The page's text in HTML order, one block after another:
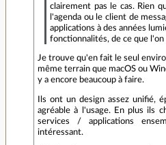
clairement pas le cas. Rien
l'agenda ou le client de
applications à des années
fonctionnalités, de ce que
Je trouve qu'en fait le seul
même terrain que macOS ou
y a encore beaucoup à faire.
Ils ont un design assez unifié,
agréable à l'usage. En plus ils
services / applications
intéressant.